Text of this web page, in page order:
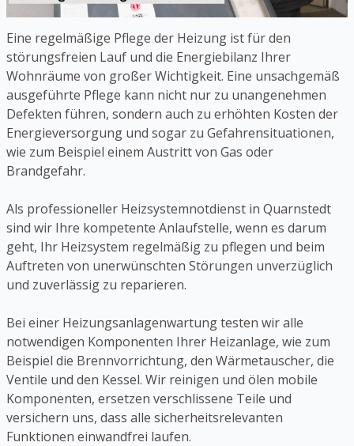
Eine regelmäßige Pflege der Heizung ist für den
störungsfreien Lauf und die Energiebilanz Ihrer
Wohnräume von großer Wichtigkeit. Eine unsachgemäß
ausgeführte Pflege kann nicht nur zu unangenehmen
Defekten führen, sondern auch zu erhöhten Kosten der
Energieversorgung und sogar zu Gefahrensituationen,
wie zum Beispiel einem Austritt von Gas oder
Brandgefahr.
Als professioneller Heizsystemnotdienst in Quarnstedt
sind wir Ihre kompetente Anlaufstelle, wenn es darum
geht, Ihr Heizsystem regelmäßig zu pflegen und beim
Auftreten von unerwünschten Störungen unverzüglich
und zuverlässig zu reparieren.
Bei einer Heizungsanlagenwartung testen wir alle
notwendigen Komponenten Ihrer Heizanlage, wie zum
Beispiel die Brennvorrichtung, den Wärmetauscher, die
Ventile und den Kessel. Wir reinigen und ölen mobile
Komponenten, ersetzen verschlissene Teile und
versichern uns, dass alle sicherheitsrelevanten
Funktionen einwandfrei laufen.